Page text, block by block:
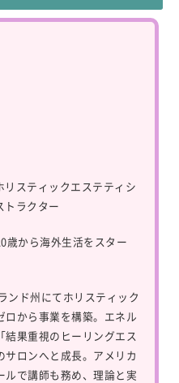
スティックエステティシ
トラクター
歳から海外生活をスター
ンド州にてホリスティック
から事業を構築。エネル
果重視のヒーリングエス
ロンへと成長。アメリカ
ルで講師も務め、理論と実